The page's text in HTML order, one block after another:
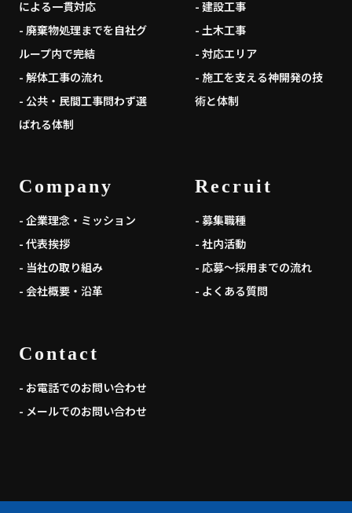
による一貫対応
- 廃棄物処理までを自社グ
ループ内で完結
- 解体工事の流れ
- 公共・民間工事問わず選
ばれる体制
- 建設工事
- 土木工事
- 対応エリア
- 施工を支える神開発の技
術と体制
Company
- 企業理念・ミッション
- 代表挨拶
- 当社の取り組み
- 会社概要・沿革
Recruit
- 募集職種
- 社内活動
- 応募～採用までの流れ
- よくある質問
Contact
- お電話でのお問い合わせ
- メールでのお問い合わせ